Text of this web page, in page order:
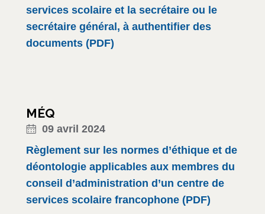
services scolaire et la secrétaire ou le
secrétaire général, à authentifier des
documents (PDF)
MÉQ
09 avril 2024
Règlement sur les normes d’éthique et de
déontologie applicables aux membres du
conseil d’administration d’un centre de
services scolaire francophone (PDF)